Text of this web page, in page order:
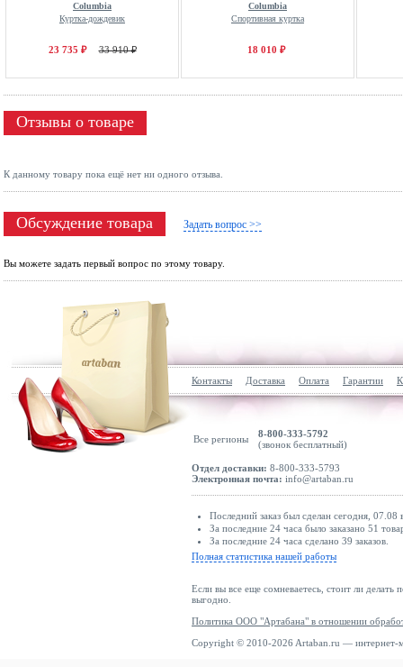
Columbia
Куртка-дождевик
23 735 ₽ 33 910 ₽
Columbia
Спортивная куртка
18 010 ₽
Отзывы о товаре
К данному товару пока ещё нет ни одного отзыва.
Обсуждение товара Задать вопрос >>
Вы можете задать первый вопрос по этому товару.
Контакты Доставка Оплата Гарантии
Все регионы
8-800-333-5792
(звонок бесплатный)
Отдел доставки: 8-800-333-5793
Электронная почта: info@artaban.ru
Последний заказ был сделан сегодня,
За последние 24 часа было заказано 51
За последние 24 часа сделано 39 заказов.
Полная статистика нашей работы
Если вы все еще сомневаетесь, стоит ли делать
выгодно.
Политика ООО "Артабана" в отношении
Copyright © 2010-2026 Artaban.ru — интернет-